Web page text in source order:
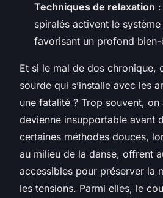
Techniques de relaxation
spiralés activent le
favorisant un profond bien-
Et si le mal de dos chronique,
sourde qui s’installe avec les
une fatalité ? Trop souvent,
devienne insupportable avant
certaines méthodes douces,
au milieu de la danse, offrent
accessibles pour préserver la
les tensions. Parmi elles, le